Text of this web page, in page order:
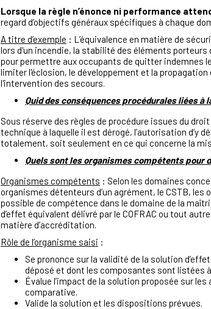
Lorsque la règle n’énonce ni performance
regard d’objectifs généraux spécifiques à chaque
A titre d’exemple : L’équivalence en matière de
lors d'un incendie, la stabilité des éléments
pour permettre aux occupants de quitter indemnes
limiter l'éclosion, le développement et la
l'intervention des secours.
Quid des conséquences procédurales liées
Sous réserve des règles de procédure issues du
technique à laquelle il est dérogé, l’autorisation d’y
totalement, soit seulement en ce qui concerne la
Quels sont les organismes compétents pour
Organismes compétents : Selon les domaines
organismes détenteurs d’un agrément, le CSTB,
possible de compétence dans le domaine de la
d’effet équivalent délivré par le COFRAC ou tout
matière d’accréditation.
Rôle de l’organisme saisi :
Se prononce sur la validité de la solution
déposé et dont les composantes sont listées à
Évalue l’impact de la solution proposée sur
comparative.
Valide la solution et les dispositions prévues.